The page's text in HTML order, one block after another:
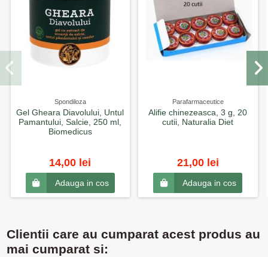
Spondiloza
Gel Gheara Diavolului, Untul
Pamantului, Salcie, 250 ml,
Biomedicus
14,00 lei
Adauga in cos
Parafarmaceutice
Alifie chinezeasca, 3 g, 20
cutii, Naturalia Diet
21,00 lei
Adauga in cos
Clientii care au cumparat acest produs au
mai cumparat si: